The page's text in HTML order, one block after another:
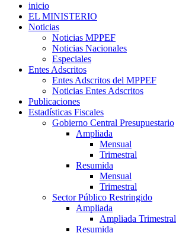
inicio
EL MINISTERIO
Noticias
Noticias MPPEF
Noticias Nacionales
Especiales
Entes Adscritos
Entes Adscritos del MPPEF
Noticias Entes Adscritos
Publicaciones
Estadísticas Fiscales
Gobierno Central Presupuestario
Ampliada
Mensual
Trimestral
Resumida
Mensual
Trimestral
Sector Público Restringido
Ampliada
Ampliada Trimestral
Resumida